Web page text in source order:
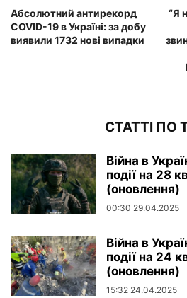
Абсолютний антирекорд
COVID-19 в Україні: за добу
виявили 1732 нові випадки
“Я
СТАТТІ ПО
Війна в
події на 28
(оновлення)
00:30 29.04.2025
Війна в
події на 24
(оновлення)
15:32 24.04.2025